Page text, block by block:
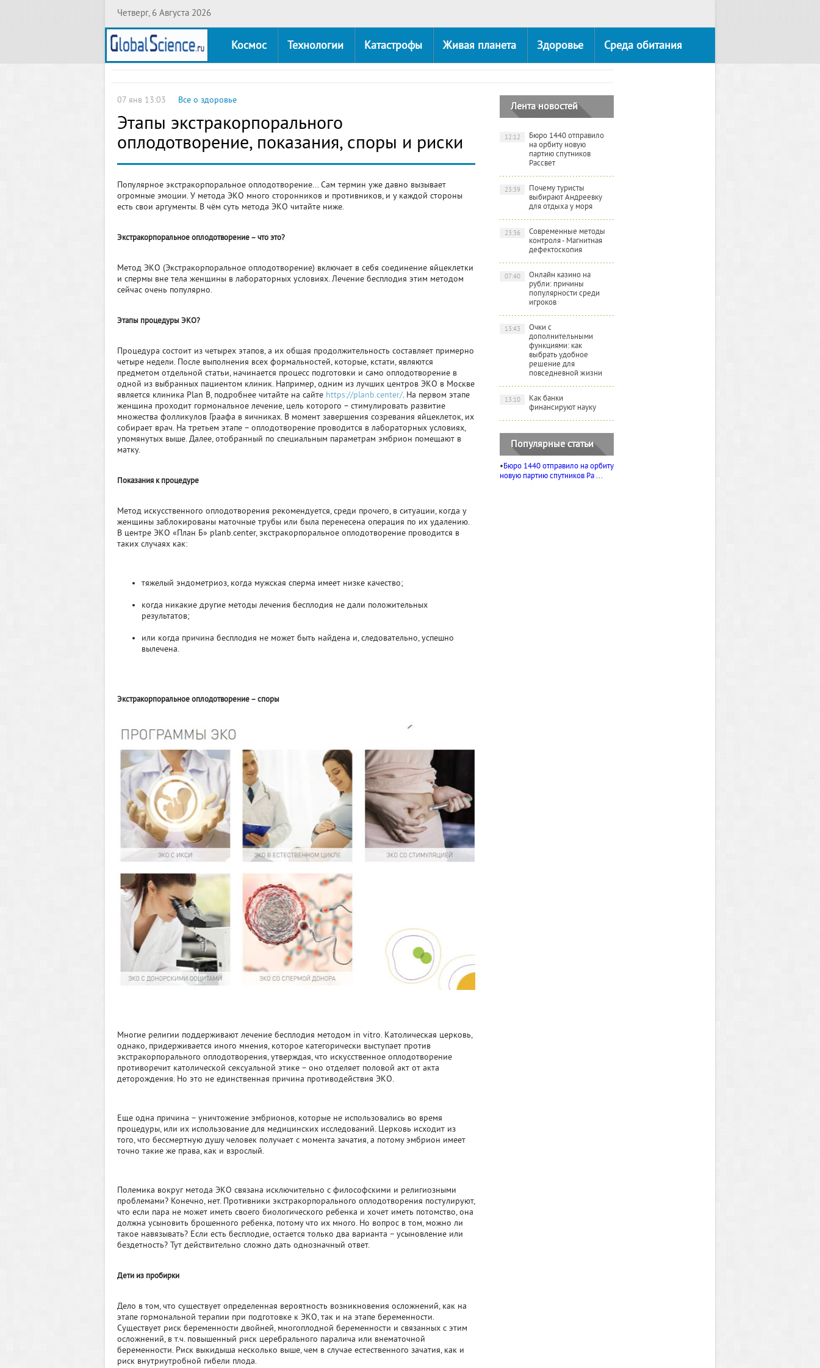
Четверг, 6 Августа 2026
Космос Технологии Катастрофы Живая планета Здоровье Среда обитания
07 янв 13:03 Все о здоровье
Этапы экстракорпорального
оплодотворение, показания, споры и риски
Популярное экстракорпоральное оплодотворение... Сам термин уже давно вызывает
огромные эмоции. У метода ЭКО много сторонников и противников, и у каждой стороны
есть свои аргументы. В чём суть метода ЭКО читайте ниже.
Экстракорпоральное оплодотворение – что это?
Метод ЭКО (Экстракорпоральное оплодотворение) включает в себя соединение яйцеклетки
и спермы вне тела женщины в лабораторных условиях. Лечение бесплодия этим методом
сейчас очень популярно.
Этапы процедуры ЭКО?
Процедура состоит из четырех этапов, а их общая продолжительность составляет примерно
четыре недели. После выполнения всех формальностей, которые, кстати, являются
предметом отдельной статьи, начинается процесс подготовки и само оплодотворение в
одной из выбранных пациентом клиник. Например, одним из лучших центров ЭКО в Москве
является клиника Plan B, подробнее читайте на сайте https://planb.center/. На первом этапе
женщина проходит гормональное лечение, цель которого – стимулировать развитие
множества фолликулов Граафа в яичниках. В момент завершения созревания яйцеклеток, их
собирает врач. На третьем этапе – оплодотворение проводится в лабораторных условиях,
упомянутых выше. Далее, отобранный по специальным параметрам эмбрион помещают в
матку.
Показания к процедуре
Метод искусственного оплодотворения рекомендуется, среди прочего, в ситуации, когда у
женщины заблокированы маточные трубы или была перенесена операция по их удалению.
В центре ЭКО «План Б» planb.center, экстракорпоральное оплодотворение проводится в
таких случаях как:
тяжелый эндометриоз, когда мужская сперма имеет низке качество;
когда никакие другие методы лечения бесплодия не дали положительных
результатов;
или когда причина бесплодия не может быть найдена и, следовательно, успешно
вылечена.
Экстракорпоральное оплодотворение – споры
Многие религии поддерживают лечение бесплодия методом in vitro. Католическая церковь,
однако, придерживается иного мнения, которое категорически выступает против
экстракорпорального оплодотворения, утверждая, что искусственное оплодотворение
противоречит католической сексуальной этике – оно отделяет половой акт от акта
деторождения. Но это не единственная причина противодействия ЭКО.
Еще одна причина – уничтожение эмбрионов, которые не использовались во время
процедуры, или их использование для медицинских исследований. Церковь исходит из
того, что бессмертную душу человек получает с момента зачатия, а потому эмбрион имеет
точно такие же права, как и взрослый.
Полемика вокруг метода ЭКО связана исключительно с философскими и религиозными
проблемами? Конечно, нет. Противники экстракорпорального оплодотворения постулируют,
что если пара не может иметь своего биологического ребенка и хочет иметь потомство, она
должна усыновить брошенного ребенка, потому что их много. Но вопрос в том, можно ли
такое навязывать? Если есть бесплодие, остается только два варианта – усыновление или
бездетность? Тут действительно сложно дать однозначный ответ.
Дети из пробирки
Дело в том, что существует определенная вероятность возникновения осложнений, как на
этапе гормональной терапии при подготовке к ЭКО, так и на этапе беременности.
Существует риск беременности двойней, многоплодной беременности и связанных с этим
осложнений, в т.ч. повышенный риск церебрального паралича или внематочной
беременности. Риск выкидыша несколько выше, чем в случае естественного зачатия, как и
риск внутриутробной гибели плода.
Лента новостей
Бюро 1440 отправило
на орбиту новую
партию спутников
Рассвет
12:12
Почему туристы
выбирают Андреевку
для отдыха у моря
23:39
Современные методы
контроля - Магнитная
дефектоскопия
23:36
Онлайн казино на
рубли: причины
популярности среди
игроков
07:40
Очки с
дополнительными
функциями: как
выбрать удобное
решение для
повседневной жизни
13:43
Как банки
финансируют науку
13:10
Популярные статьи
•Бюро 1440 отправило на орбиту
новую партию спутников Ра ...